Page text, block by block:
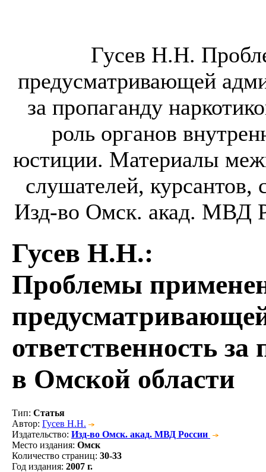
Гусев Н.Н.
предусматривающей
за пропаганду
роль органов
юстиции. Материалы
слушателей,
Изд-во Омск. акад. МВД
Гусев Н.Н.:
Проблемы
ответственность
в Омской области
Тип: Статья
Автор: Гусев Н.Н.
Издательство: Изд-во Омск. акад. МВД России
Место издания: Омск
Количество страниц: 30-33
Год издания: 2007 г.